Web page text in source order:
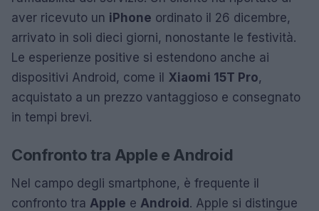
aver ricevuto un iPhone ordinato il 26 dicembre,
arrivato in soli dieci giorni, nonostante le festività.
Le esperienze positive si estendono anche ai
dispositivi Android, come il Xiaomi 15T Pro,
acquistato a un prezzo vantaggioso e consegnato
in tempi brevi.
Confronto tra Apple e Android
Nel campo degli smartphone, è frequente il
confronto tra Apple e Android. Apple si distingue